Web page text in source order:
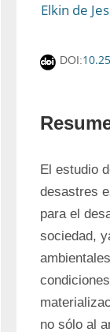
Elkin de
DOI:
El estudio
desastres
para el
sociedad,
no sólo al